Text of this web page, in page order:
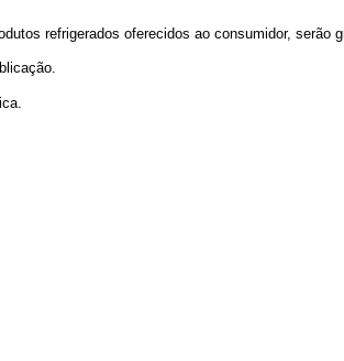
refrigerados oferecidos ao consumidor, serão